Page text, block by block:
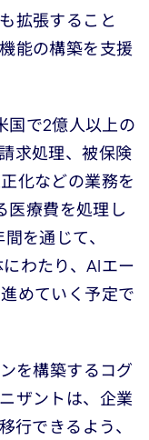
拡張すること
能の構築を支援
国で2億人以上の
求処理、被保険
化などの業務を
医療費を処理し
を通じて、
わたり、AIエー
めていく予定で
を構築するコグ
ザントは、企業
行できるよう、